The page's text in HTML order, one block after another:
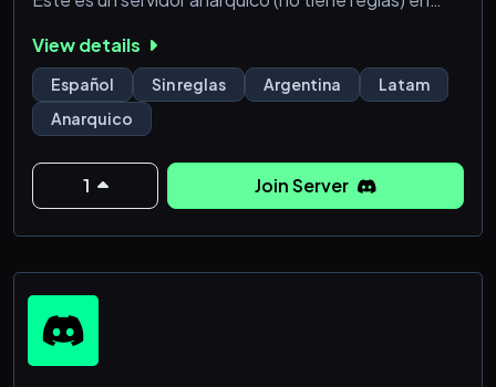
boludos y fumetas que hablan siempre de lo que sea.
Dale gordo silla ¿Que esperas? UNITE YA A
COLONEL MICHI!!!!
View details
Español Sin reglas Argentina
Latam
Anarquico
1 Join Server